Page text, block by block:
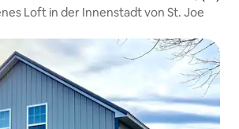
Loft in der Innenstadt von St. Joe